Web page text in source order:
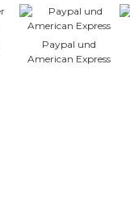
Paypal und
American Express